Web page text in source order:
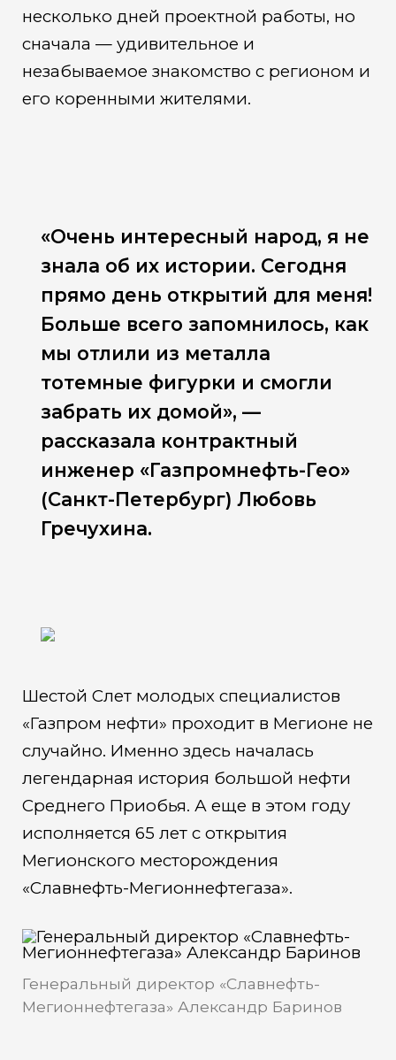
несколько дней проектной работы, но
сначала — удивительное и
незабываемое знакомство с регионом и
его коренными жителями.
«Очень интересный народ, я не
знала об их истории. Сегодня
прямо день открытий для меня!
Больше всего запомнилось, как
мы отлили из металла
тотемные фигурки и смогли
забрать их домой», —
рассказала контрактный
инженер «Газпромнефть-Гео»
(Санкт-Петербург) Любовь
Гречухина.
Шестой Слет молодых специалистов
«Газпром нефти» проходит в Мегионе не
случайно. Именно здесь началась
легендарная история большой нефти
Среднего Приобья. А еще в этом году
исполняется 65 лет с открытия
Мегионского месторождения
«Славнефть-Мегионнефтегаза».
Генеральный директор «Славнефть-
Мегионнефтегаза» Александр Баринов